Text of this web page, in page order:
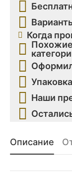
Когда
Упаковка
Наши
Описание